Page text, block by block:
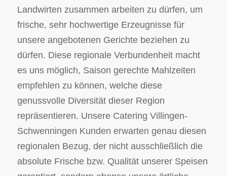
Landwirten zusammen arbeiten zu dürfen, um
frische, sehr hochwertige Erzeugnisse für
unsere angebotenen Gerichte beziehen zu
dürfen. Diese regionale Verbundenheit macht
es uns möglich, Saison gerechte Mahlzeiten
empfehlen zu können, welche diese
genussvolle Diversität dieser Region
repräsentieren. Unsere Catering Villingen-
Schwenningen Kunden erwarten genau diesen
regionalen Bezug, der nicht ausschließlich die
absolute Frische bzw. Qualität unserer Speisen